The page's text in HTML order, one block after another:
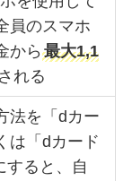
員のスマホ
から最大1,1
される
法を「dカー
は「dカード
すると、自